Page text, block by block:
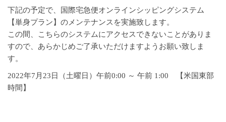
下記の予定で、国際宅急便オンラインシッピングシステム
【単身プラン】のメンテナンスを実施致します。
この間、こちらのシステムにアクセスできないことがありま
すので、あらかじめご了承いただけますようお願い致しま
す。
2022年7月23日（土曜日）午前0:00 ～ 午前 1:00 【米国東部
時間】